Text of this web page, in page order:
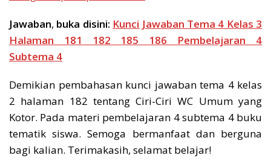
Jawaban, buka disini: Kunci Jawaban Tema 4 Kelas 3
Halaman 181 182 185 186 Pembelajaran 4
Subtema 4
Demikian pembahasan kunci jawaban tema 4 kelas
2 halaman 182 tentang Ciri-Ciri WC Umum yang
Kotor. Pada materi pembelajaran 4 subtema 4 buku
tematik siswa. Semoga bermanfaat dan berguna
bagi kalian. Terimakasih, selamat belajar!